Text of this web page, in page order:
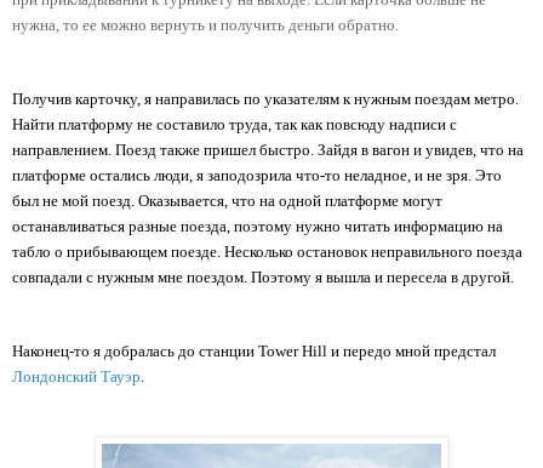
нужна, то ее можно вернуть и получить деньги обратно.
Получив карточку, я направилась по указателям к нужным поездам метро.
Найти платформу не составило труда, так как повсюду надписи с
направлением. Поезд также пришел быстро. Зайдя в вагон и увидев, что на
платформе остались люди, я заподозрила что-то неладное, и не зря. Это
был не мой поезд. Оказывается, что на одной платформе могут
останавливаться разные поезда, поэтому нужно читать информацию на
табло о прибывающем поезде. Несколько остановок неправильного поезда
совпадали с нужным мне поездом. Поэтому я вышла и пересела в другой.
Лондонский Тауэр